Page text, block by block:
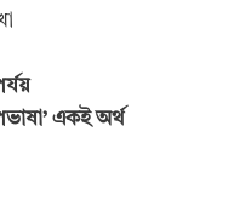
একই অর্থ